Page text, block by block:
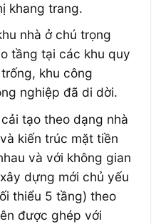
khang trang.
nhà ở chú trọng
tầng tại các khu quy
khu công
nghiệp đã di dời.
tạo theo dạng nhà
kiến trúc mặt tiền
và với không gian
dựng mới chủ yếu
thiểu 5 tầng) theo
được ghép với